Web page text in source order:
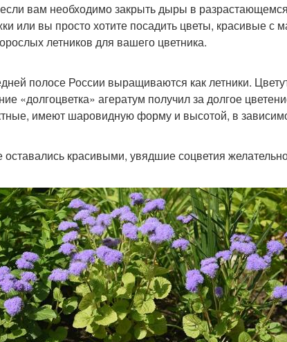
вам необходимо закрыть дыры в
или вы просто хотите посадить цветы, красивые с
летников для вашего цветника.
полосе России выращиваются как летники.
«долгоцветка» агератум получил за долгое
имеют шаровидную форму и высотой, в
красивыми, увядшие соцветия